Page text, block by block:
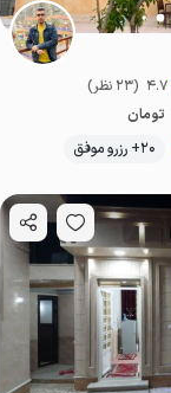
4.7 (23 نظر)
تومان
20+ رزرو موفق